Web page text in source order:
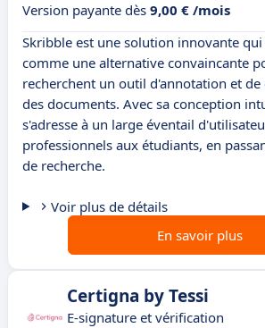
Version payante dès 9,00 € /mois
Skribble est une solution innovante
comme une alternative convaincante
recherchent un outil d'annotation et
des documents. Avec sa conception
s'adresse à un large éventail
professionnels aux étudiants, en
de recherche.
Voir plus de détails
En savoir plus
Certigna by Tessi
E-signature et vérification